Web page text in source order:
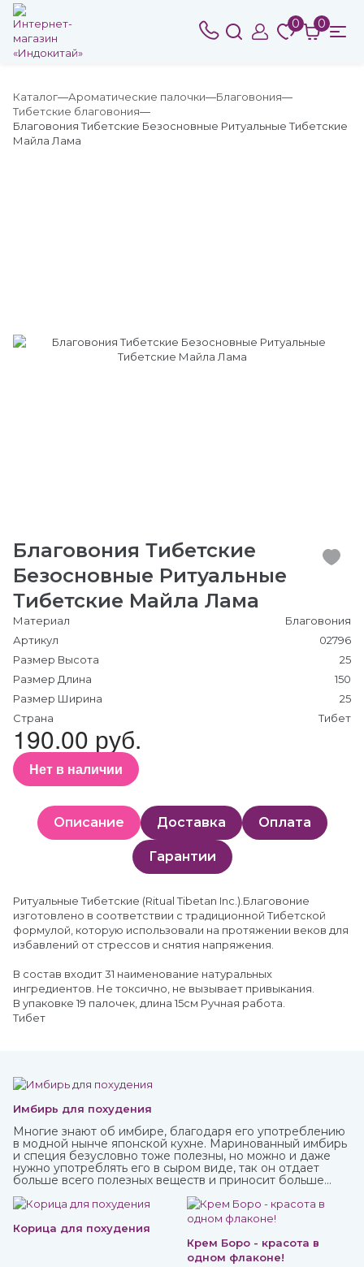
0 0
Каталог Ароматические палочки
Благовония
Тибетские благовония
Благовония Тибетские Безосновные Ритуальные Тибетские
Майла Лама
Благовония Тибетские
Безосновные Ритуальные
Тибетские Майла Лама
Материал
Благовония
Артикул
02796
Размер Высота
25
Размер Длина
150
Размер Ширина
25
Страна
Тибет
190.00 руб.
Нет в наличии
Описание Доставка Оплата
Гарантии
Ритуальные Тибетские (Ritual Tibetan Inc.).Благовоние
изготовлено в соответствии с традиционной Тибетской
формулой, которую использовали на протяжении веков для
избавлений от стрессов и снятия напряжения.
В состав входит 31 наименование натуральных
ингредиентов. Не токсично, не вызывает привыкания.
В упаковке 19 палочек, длина 15см Ручная работа.
Тибет
Имбирь для похудения
Многие знают об имбире, благодаря его употреблению
в модной нынче японской кухне. Маринованный имбирь
и специя безусловно тоже полезны, но можно и даже
нужно употреблять его в сыром виде, так он отдает
больше всего полезных веществ и приносит больше
Корица для похудения
Крем Боро - красота в
одном флаконе!